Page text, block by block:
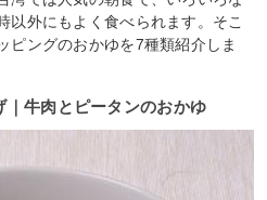
以外にもよく食べられます。そこ
ピングのおかゆを7種類紹介しま
牛肉とピータンのおかゆ